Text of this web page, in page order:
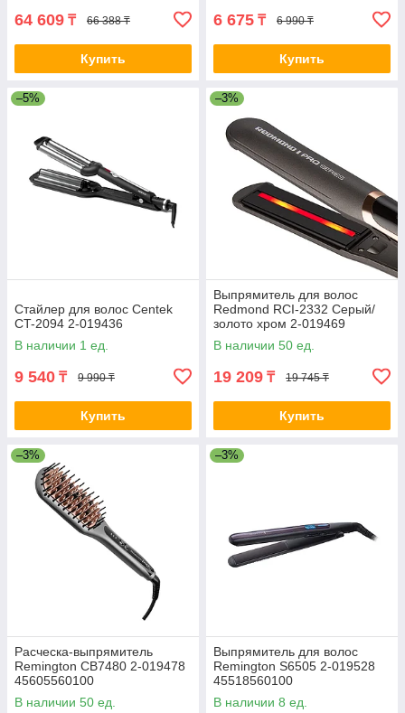
64 609 ₸ 66 388 ₸
Купить
6 675 ₸ 6 990 ₸
Купить
–5%
Стайлер для волос Centek
CT-2094 2-019436
В наличии 1 ед.
9 540 ₸ 9 990 ₸
Купить
–3%
Выпрямитель для волос
Redmond RCI-2332 Серый/
золото хром 2-019469
В наличии 50 ед.
19 209 ₸ 19 745 ₸
Купить
–3%
Расческа-выпрямитель
Remington CB7480 2-019478
45605560100
В наличии 50 ед.
–3%
Выпрямитель для волос
Remington S6505 2-019528
45518560100
В наличии 8 ед.